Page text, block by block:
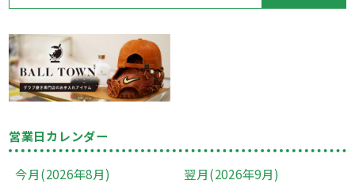
営業日カレンダー
今月(2026年8月) 翌月(2026年9月)